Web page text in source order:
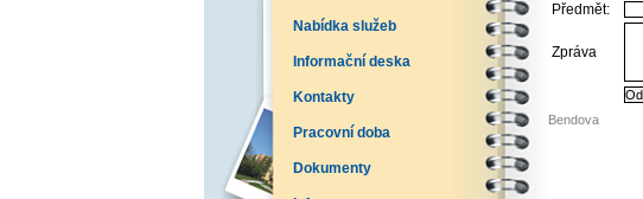
Nabídka služeb
Informační deska
Kontakty
Pracovní doba
Dokumenty
Předmět:
Zpráva
Bendova